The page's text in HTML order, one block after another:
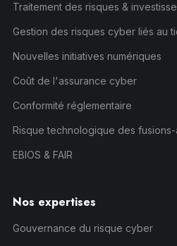
Traitement des risques &
Gestion des risques cyber liés au
Nouvelles initiatives numériques
Coût de l'assurance cyber
Conformité réglementaire
Risque technologique des
EBIOS & FAIR
Nos expertises
Gouvernance du risque cyber